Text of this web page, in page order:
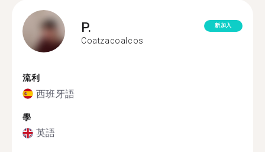
P.
Coatzacoalcos
新加入
流利
西班牙語
學
英語